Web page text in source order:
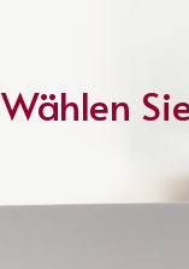
Wählen